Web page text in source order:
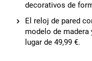
decorativos de
El reloj de pared
modelo de madera
lugar de 49,99 €.